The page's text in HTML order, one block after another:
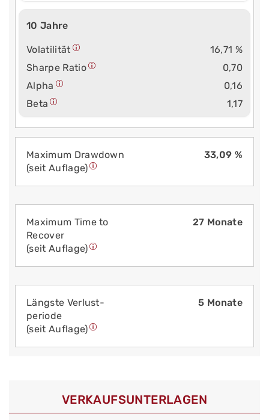
10 Jahre
Volatilität
16,71 %
Sharpe Ratio
0,70
Alpha
0,16
Beta
1,17
Maximum Drawdown
(seit Auflage)
33,09 %
Maximum Time to
Recover
(seit Auflage)
27 Monate
Längste Verlust­
periode
(seit Auflage)
5 Monate
VERKAUFS­UNTERLAGEN